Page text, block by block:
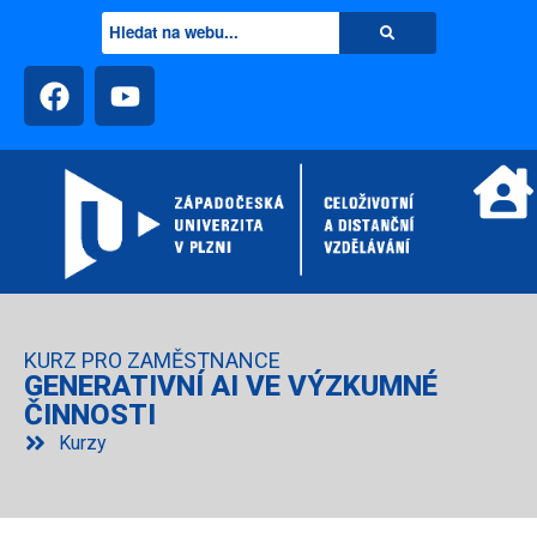
KURZ PRO ZAMĚSTNANCE
GENERATIVNÍ AI VE VÝZKUMNÉ
ČINNOSTI
Kurzy